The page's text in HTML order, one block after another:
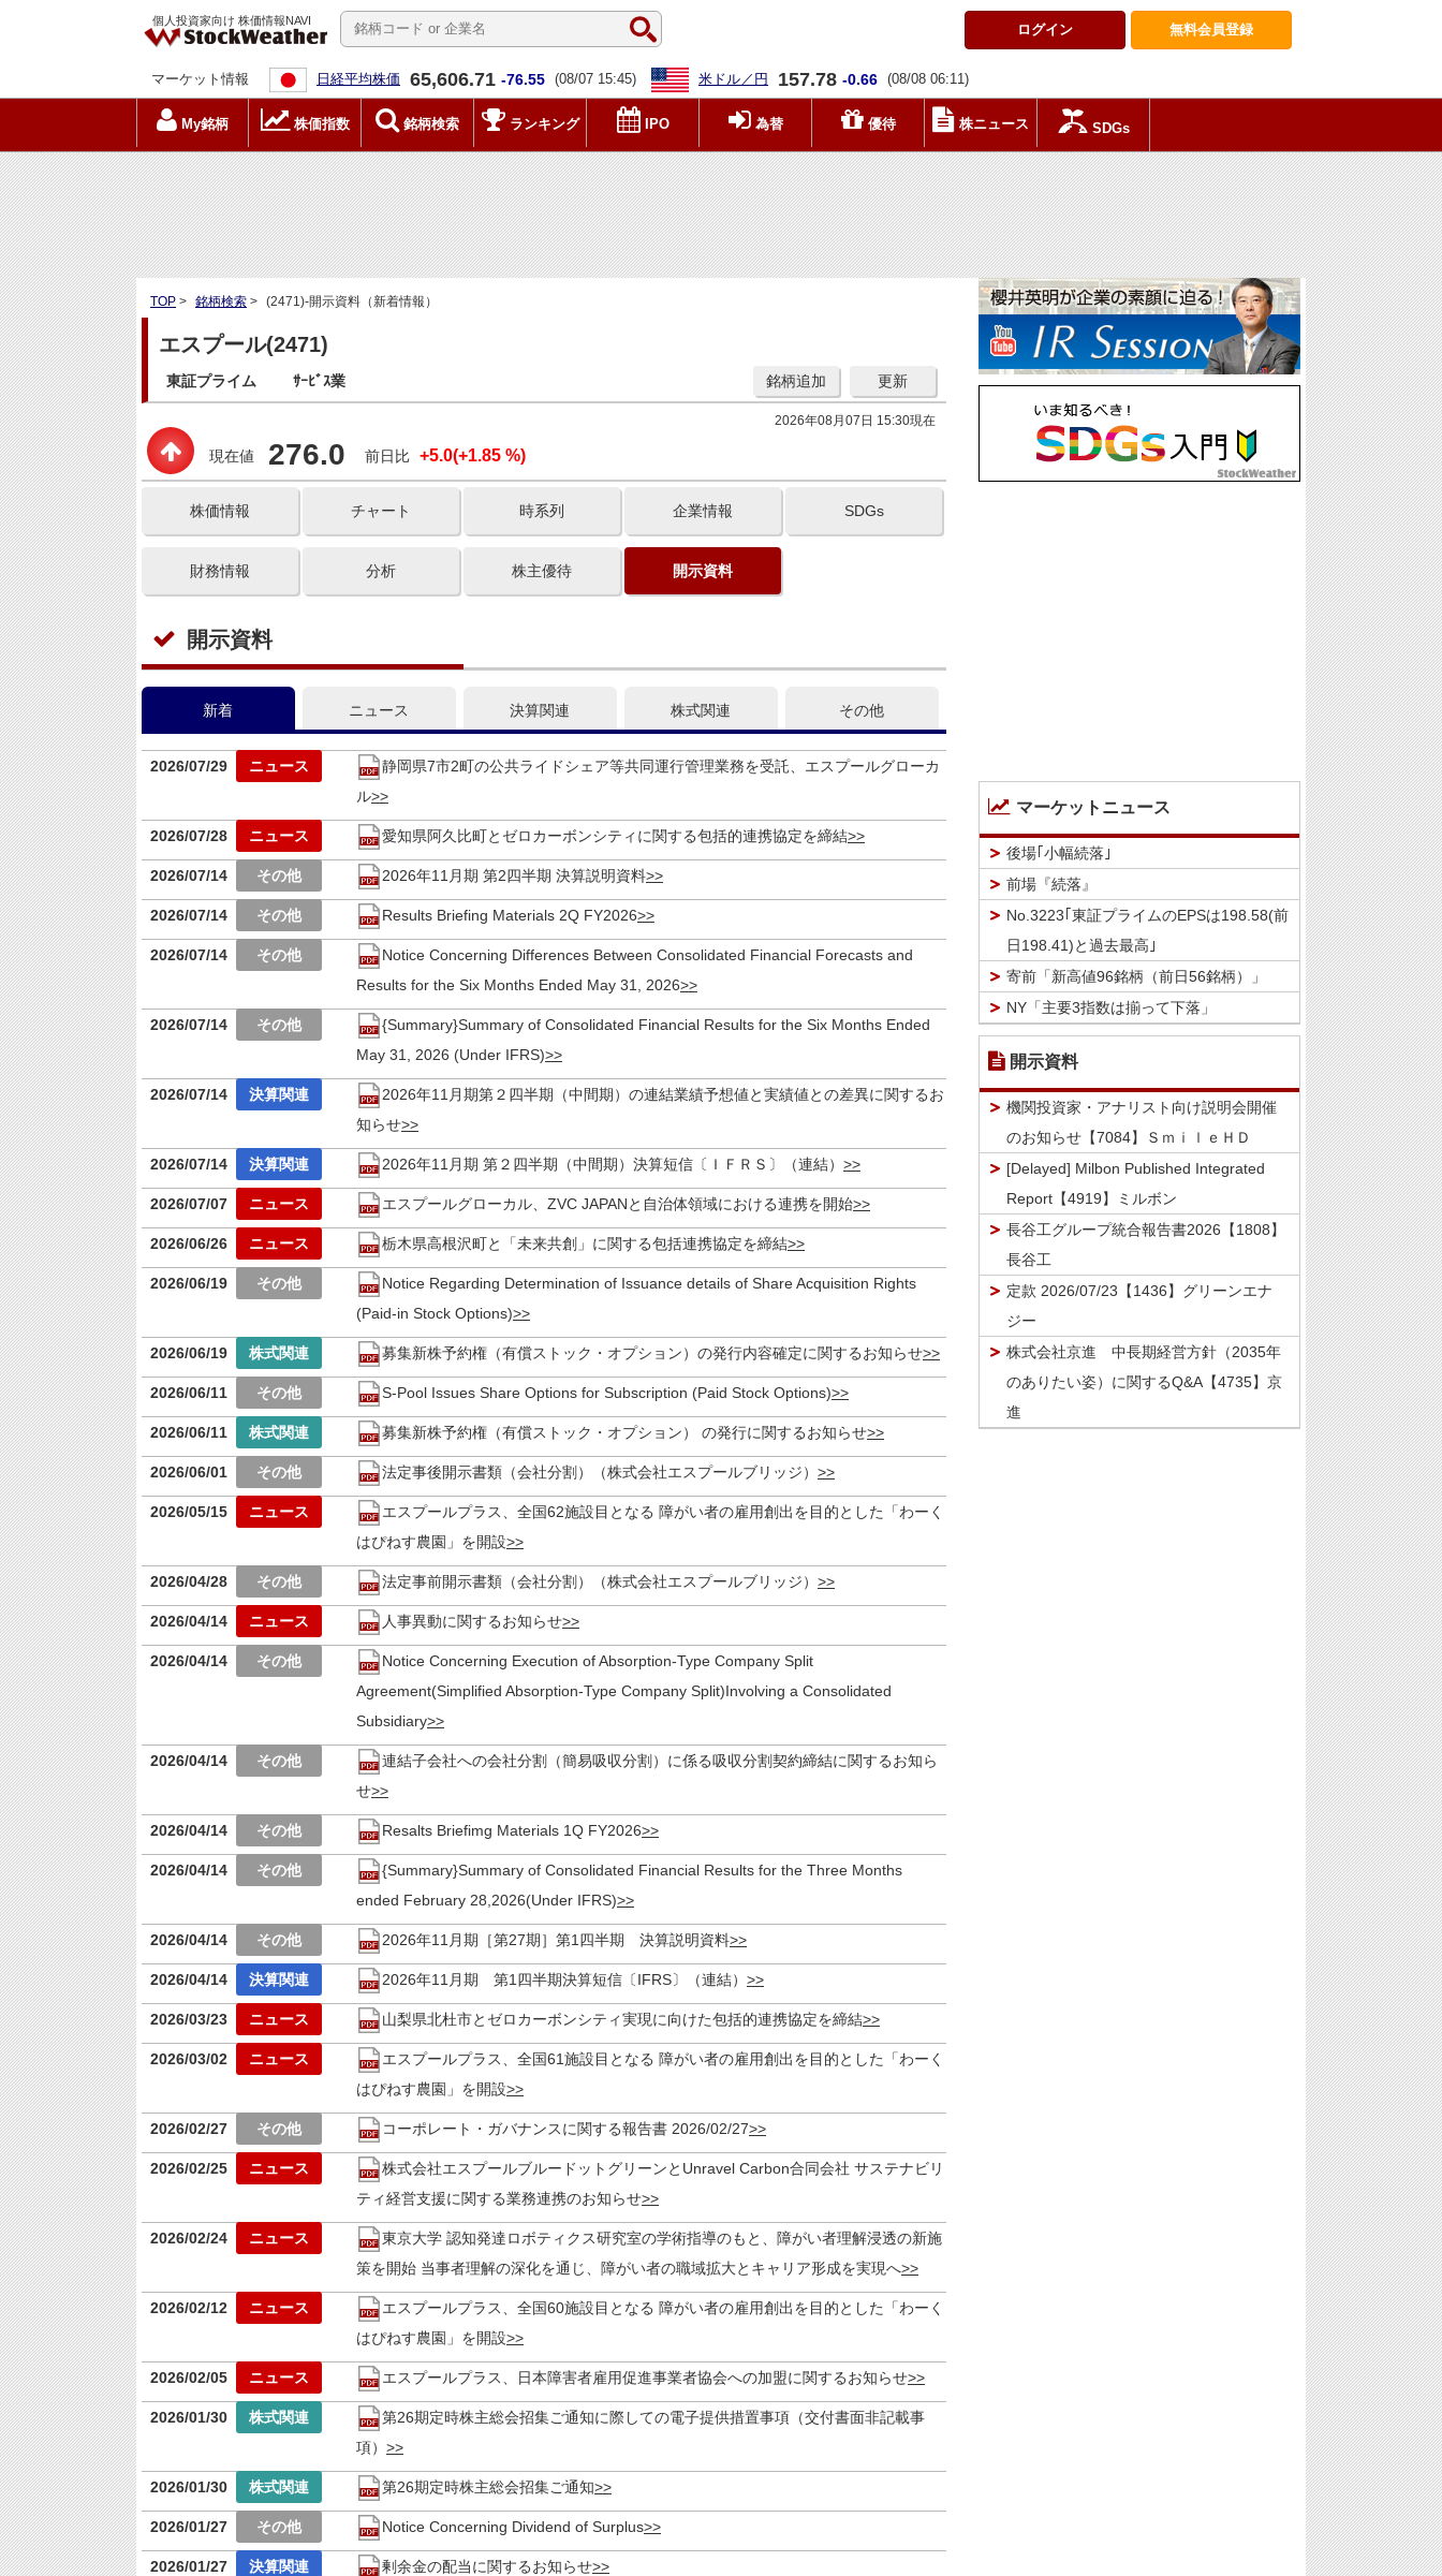
個人投資家向け 株価情報NAVI
無料会員登録
ログイン
マーケット情報 日経平均株価 65,606.71 -76.55 (08/07 15:45) 米ドル／円 157.78 -0.66 (08/08 06:11)
My銘柄 株価指数 銘柄検索 ランキング IPO 為替 優待 株ニュース SDGs
TOP > 銘柄検索 > (2471)-開示資料（新着情報）
エスプール(2471)
東証プライム ｻｰﾋﾞｽ業 更新
銘柄追加
2026年08月07日 15:30現在
現在値 276.0 前日比 +5.0(+1.85 %)
株価情報 チャート 時系列 企業情報 SDGs
財務情報 分析 株主優待 開示資料
開示資料
新着 ニュース 決算関連 株式関連 その他
2026/07/29
静岡県7市2町の公共ライドシェア等共同運行管理業務を受託、エスプールグローカ
ル
2026/07/28 愛知県阿久比町とゼロカーボンシティに関する包括的連携協定を締結
2026/07/14 2026年11月期 第2四半期 決算説明資料
2026/07/14 Results Briefing Materials 2Q FY2026
2026/07/14
Notice Concerning Differences Between Consolidated Financial Forecasts and
Results for the Six Months Ended May 31, 2026
2026/07/14
{Summary}Summary of Consolidated Financial Results for the Six Months Ended
May 31, 2026 (Under IFRS)
2026/07/14
2026年11月期第２四半期（中間期）の連結業績予想値と実績値との差異に関するお
知らせ
2026/07/14 2026年11月期 第２四半期（中間期）決算短信〔ＩＦＲＳ〕（連結）
2026/07/07 エスプールグローカル、ZVC JAPANと自治体領域における連携を開始
2026/06/26 栃木県高根沢町と「未来共創」に関する包括連携協定を締結
2026/06/19
Notice Regarding Determination of Issuance details of Share Acquisition Rights
(Paid-in Stock Options)
2026/06/19 募集新株予約権（有償ストック・オプション）の発行内容確定に関するお知らせ
2026/06/11 S-Pool Issues Share Options for Subscription (Paid Stock Options)
2026/06/11 募集新株予約権（有償ストック・オプション） の発行に関するお知らせ
2026/06/01 法定事後開示書類（会社分割）（株式会社エスプールブリッジ）
2026/05/15
エスプールプラス、全国62施設目となる 障がい者の雇用創出を目的とした「わーく
はぴねす農園」を開設
2026/04/28 法定事前開示書類（会社分割）（株式会社エスプールブリッジ）
2026/04/14 人事異動に関するお知らせ
2026/04/14
Notice Concerning Execution of Absorption-Type Company Split
Agreement(Simplified Absorption-Type Company Split)Involving a Consolidated
Subsidiary
2026/04/14
連結子会社への会社分割（簡易吸収分割）に係る吸収分割契約締結に関するお知ら
せ
2026/04/14 Resalts Briefimg Materials 1Q FY2026
2026/04/14
{Summary}Summary of Consolidated Financial Results for the Three Months
ended February 28,2026(Under IFRS)
2026/04/14 2026年11月期［第27期］第1四半期 決算説明資料
2026/04/14 2026年11月期 第1四半期決算短信〔IFRS〕（連結）
2026/03/23 山梨県北杜市とゼロカーボンシティ実現に向けた包括的連携協定を締結
2026/03/02
エスプールプラス、全国61施設目となる 障がい者の雇用創出を目的とした「わーく
はぴねす農園」を開設
2026/02/27 コーポレート・ガバナンスに関する報告書 2026/02/27
2026/02/25
株式会社エスプールブルードットグリーンとUnravel Carbon合同会社 サステナビリ
ティ経営支援に関する業務連携のお知らせ
2026/02/24
東京大学 認知発達ロボティクス研究室の学術指導のもと、障がい者理解浸透の新施
策を開始 当事者理解の深化を通じ、障がい者の職域拡大とキャリア形成を実現へ
2026/02/12
エスプールプラス、全国60施設目となる 障がい者の雇用創出を目的とした「わーく
はぴねす農園」を開設
2026/02/05 エスプールプラス、日本障害者雇用促進事業者協会への加盟に関するお知らせ
2026/01/30
第26期定時株主総会招集ご通知に際しての電子提供措置事項（交付書面非記載事
項）
2026/01/30 第26期定時株主総会招集ご通知
2026/01/27 Notice Concerning Dividend of Surplus
2026/01/27 剰余金の配当に関するお知らせ
マーケットニュース
後場｢小幅続落｣
前場『続落』
No.3223｢東証プライムのEPSは198.58(前
日198.41)と過去最高｣
寄前「新高値96銘柄（前日56銘柄）」
NY「主要3指数は揃って下落」
開示資料
機関投資家・アナリスト向け説明会開催
のお知らせ【7084】ＳｍｉｌｅＨＤ
[Delayed] Milbon Published Integrated
Report【4919】ミルボン
長谷工グループ統合報告書2026【1808】
長谷工
定款 2026/07/23【1436】グリーンエナ
ジー
株式会社京進 中長期経営方針（2035年
のありたい姿）に関するQ&A【4735】京
進